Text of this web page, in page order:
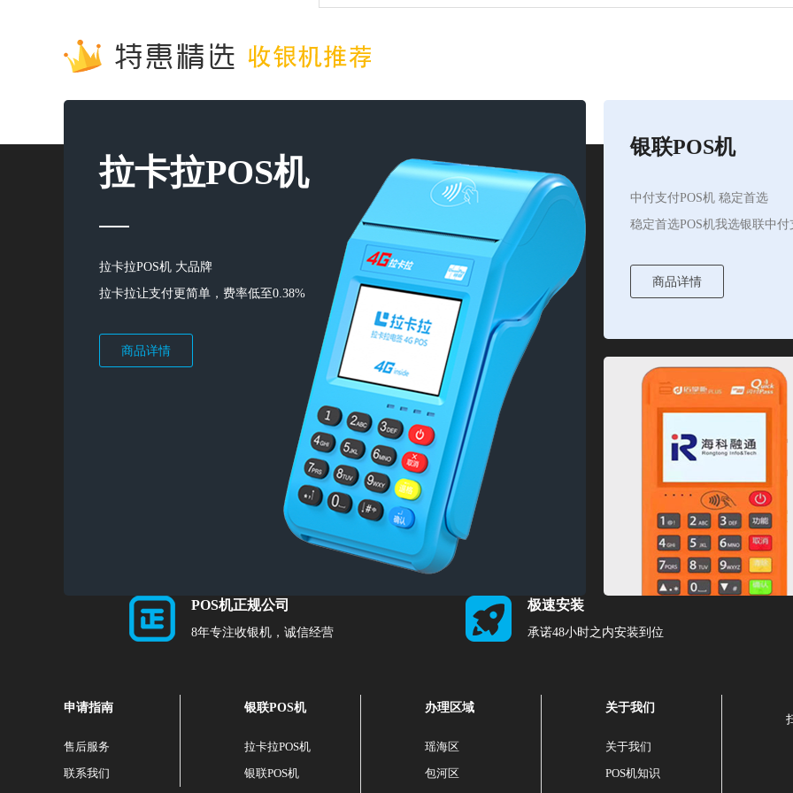
拉卡拉POS机
拉卡拉POS机 大品牌
拉卡拉让支付更简单，费率低至0.38%
商品详情
银联POS机
中付支付POS机 稳定首选
稳定首选POS机我选银联中付
商品详情
POS机正规公司
8年专注收银机，诚信经营
极速安装
承诺48小时之内安装到位
申请指南
售后服务
联系我们
银联POS机
拉卡拉POS机
银联POS机
办理区域
瑶海区
包河区
关于我们
关于我们
POS机知识